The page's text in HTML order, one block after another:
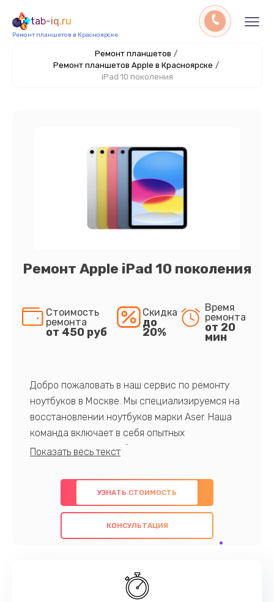
tab-iq.ru
Ремонт планшетов в Красноярске
Ремонт планшетов /
Ремонт планшетов Apple в Красноярске /
iPad 10 поколения
Ремонт Apple iPad 10 поколения
Стоимость
ремонта
от 450 руб
Скидка
до
20%
Время
ремонта
от 20
мин
Добро пожаловать в наш сервис по ремонту
ноутбуков в Москве. Мы специализируемся на
восстановлении ноутбуков марки Aser. Наша
команда включает в себя опытных
профессионалов с обширными знаниями и
предлагаем быстрый и качественный ремонт с
использованием оригинальных компонентов, а
также гарантируем качество всех
проведенных работ. Наша цель - предоставить
наилучшим образом. Не медлите записаться на
УЗНАТЬ СТОИМОСТЬ
КОНСУЛЬТАЦИЯ